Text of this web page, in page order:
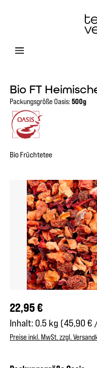
Bio FT
Packungsgröße Oasis:500g
Bio Früchtetee
Bildergalerie überspringen
Regulärer Preis:
22,95 €
Inhalt: 0.5 kg (45,90 €
Preise inkl. MwSt. zzgl.